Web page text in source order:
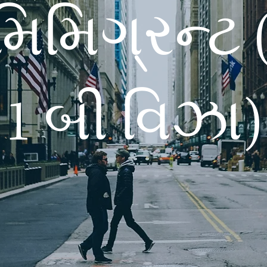
1 બી વિઝા)